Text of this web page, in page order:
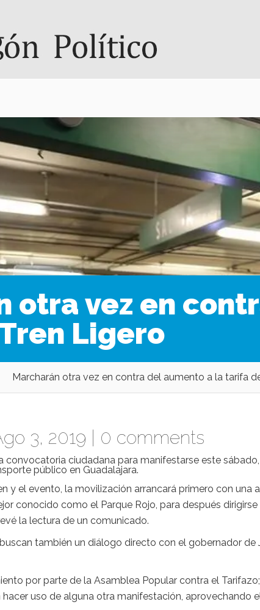
otra vez en
Ligero
Marcharán otra vez en contra del aumento a la tarifa
3, 2019 | 0 comments
convocatoria ciudadana para manifestarse este
público en Guadalajara.
y el evento, la movilización arrancará primero con una
conocido como el Parque Rojo, para después
la lectura de un comunicado.
también un diálogo directo con el gobernador de
por parte de la Asamblea Popular contra el
uso de alguna otra manifestación, aprovechando